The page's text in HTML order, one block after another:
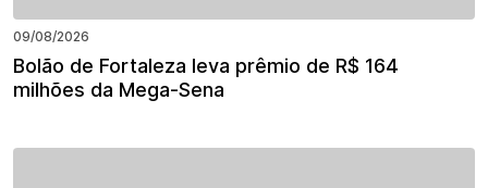
09/08/2026
Bolão de Fortaleza leva prêmio de R$ 164
milhões da Mega-Sena